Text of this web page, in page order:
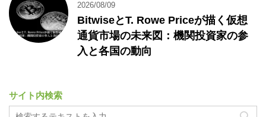
2026/08/09
BitwiseとT. Rowe Priceが描く仮想
通貨市場の未来図：機関投資家の参
入と各国の動向
サイト内検索